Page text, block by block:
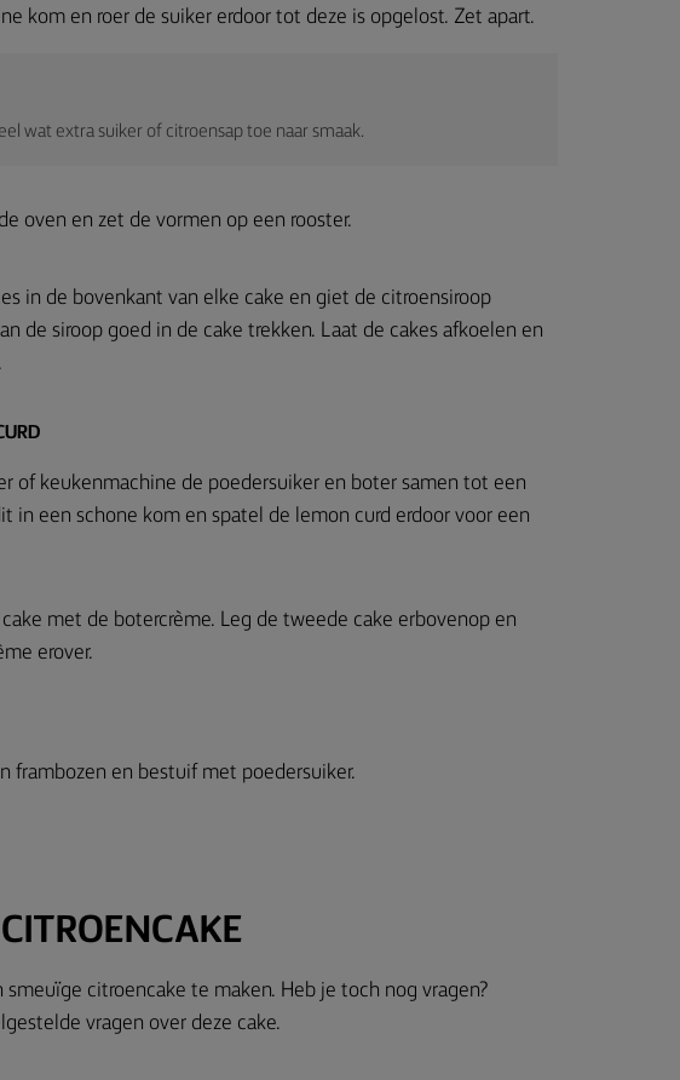
kom en roer de suiker erdoor tot deze is opgelost. Zet apart.
wat extra suiker of citroensap toe naar smaak.
oven en zet de vormen op een rooster.
in de bovenkant van elke cake en giet de citroensiroop
de siroop goed in de cake trekken. Laat de cakes afkoelen en
of keukenmachine de poedersuiker en boter samen tot een
in een schone kom en spatel de lemon curd erdoor voor een
met de botercrème. Leg de tweede cake erbovenop en
erover.
frambozen en bestuif met poedersuiker.
citroencake te maken. Heb je toch nog vragen?
vragen over deze cake.